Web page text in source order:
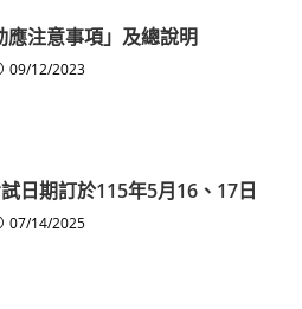
應注意事項」及總說明
09/12/2023
日期訂於115年5月16、17日
07/14/2025